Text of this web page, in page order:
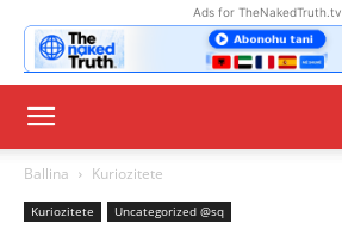
Ads for TheNakedTruth.tv
Ballina Kuriozitete
Kuriozitete Uncategorized @sq